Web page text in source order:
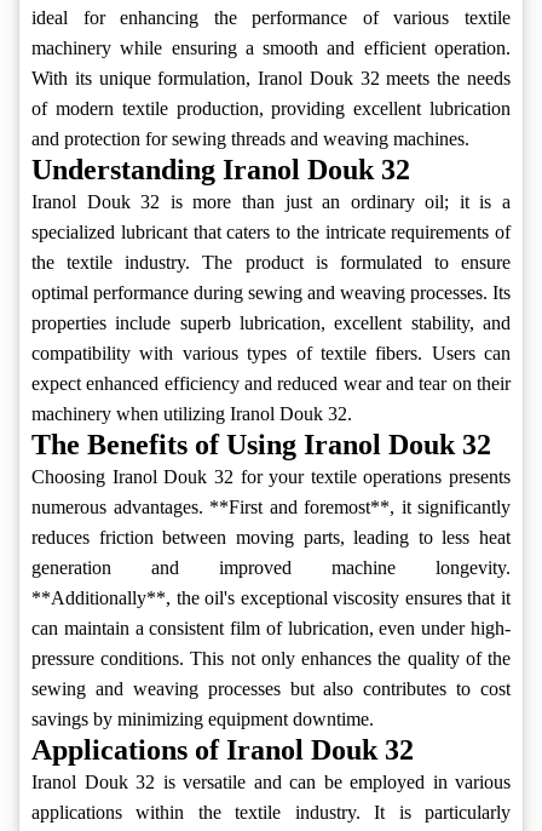
ideal for enhancing the performance of various textile
machinery while ensuring a smooth and efficient operation.
With its unique formulation, Iranol Douk 32 meets the needs
of modern textile production, providing excellent lubrication
and protection for sewing threads and weaving machines.
Understanding Iranol Douk 32
Iranol Douk 32 is more than just an ordinary oil; it is a
specialized lubricant that caters to the intricate requirements of
the textile industry. The product is formulated to ensure
optimal performance during sewing and weaving processes. Its
properties include superb lubrication, excellent stability, and
compatibility with various types of textile fibers. Users can
expect enhanced efficiency and reduced wear and tear on their
machinery when utilizing Iranol Douk 32.
The Benefits of Using Iranol Douk 32
Choosing Iranol Douk 32 for your textile operations presents
numerous advantages. **First and foremost**, it significantly
reduces friction between moving parts, leading to less heat
generation and improved machine longevity.
**Additionally**, the oil's exceptional viscosity ensures that it
can maintain a consistent film of lubrication, even under high-
pressure conditions. This not only enhances the quality of the
sewing and weaving processes but also contributes to cost
savings by minimizing equipment downtime.
Applications of Iranol Douk 32
Iranol Douk 32 is versatile and can be employed in various
applications within the textile industry. It is particularly